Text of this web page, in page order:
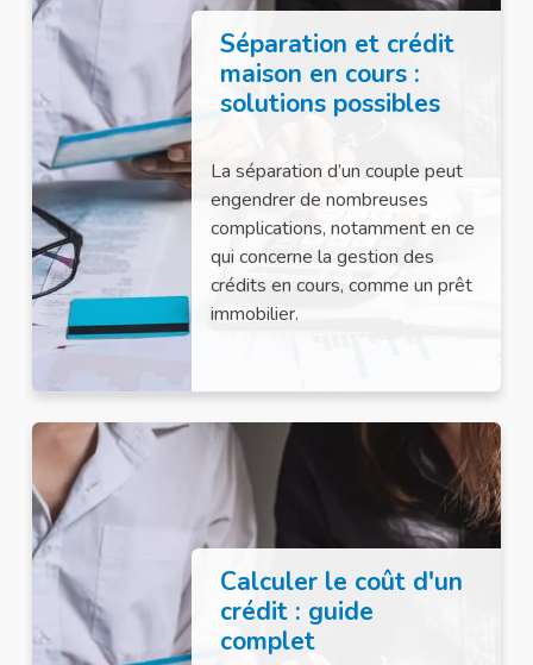
Séparation et crédit
maison en cours :
solutions possibles
La séparation d’un couple peut
engendrer de nombreuses
complications, notamment en ce
qui concerne la gestion des
crédits en cours, comme un prêt
immobilier.
Calculer le coût d'un
crédit : guide
complet